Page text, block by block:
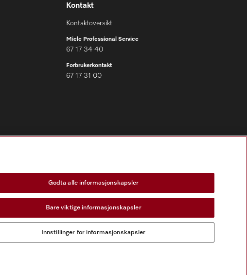
Kontakt
Kontaktoversikt
Miele Professional Service
67 17 34 40
Forbrukerkontakt
67 17 31 00
Følg Miele Professional
Godta alle informasjonskapsler
Bare viktige informasjonskapsler
Innstillinger for informasjonskapsler